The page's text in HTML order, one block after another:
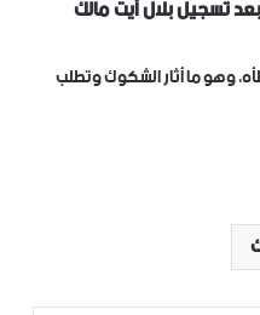
تسجيل بلال آيت مالك
وهو ما أثار الشكوك وتطلب